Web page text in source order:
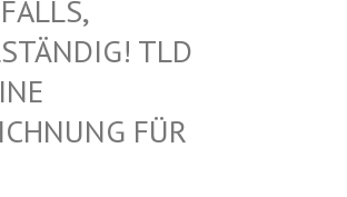
TLD IST EI
FÜR EINE D